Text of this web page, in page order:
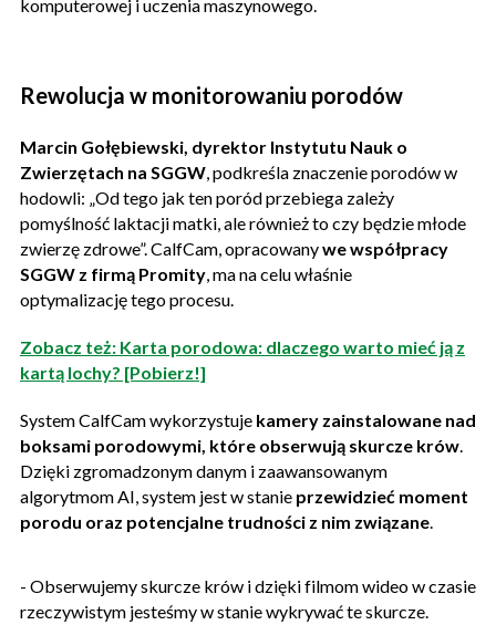
komputerowej i uczenia maszynowego.
Rewolucja w monitorowaniu porodów
Marcin Gołębiewski, dyrektor Instytutu Nauk o
Zwierzętach na SGGW, podkreśla znaczenie porodów w
hodowli: „Od tego jak ten poród przebiega zależy
pomyślność laktacji matki, ale również to czy będzie młode
zwierzę zdrowe”. CalfCam, opracowanywe współpracy
SGGW z firmą Promity, ma na celu właśnie
optymalizację tego procesu.
Zobacz też: Karta porodowa: dlaczego warto mieć ją z
kartą lochy? [Pobierz!]
System CalfCam wykorzystuje kamery zainstalowane nad
boksami porodowymi, które obserwują skurcze krów.
Dzięki zgromadzonym danym i zaawansowanym
algorytmom AI, system jest w stanie przewidzieć moment
porodu oraz potencjalne trudności z nim związane.
- Obserwujemy skurcze krów i dzięki filmom wideo w czasie
rzeczywistym jesteśmy w stanie wykrywać te skurcze.